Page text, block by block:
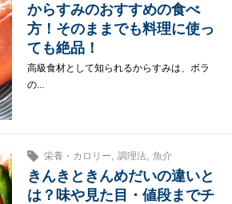
からすみのおすすめの食べ
方！そのままでも料理に使っ
ても絶品！
高級食材として知られるからすみは、ボラ
の...
栄養・カロリー 調理法, 魚介
きんきときんめだいの違いと
は？味や見た目・値段までチ